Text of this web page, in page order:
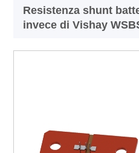
Resistenza shunt
invece di Vishay